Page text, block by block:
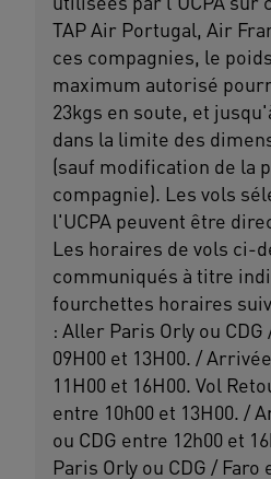
TAP Air Portugal, Air
ces compagnies, le
maximum autorisé
23kgs en soute, et
dans la limite des
(sauf modification de la
compagnie). Les vols sélectionnés par
l'UCPA peuvent être
Les horaires de vols ci-
communiqués à titre
fourchettes horaires suivantes :
: Aller Paris Orly ou CDG / Lisbonne entre
09H00 et 13H00. / Arrivée Lisbonne entre
11H00 et 16H00. Vol
entre 10h00 et 13H00. /
ou CDG entre 12h00 et 16h00.
Paris Orly ou CDG / Faro entre 09H00 et